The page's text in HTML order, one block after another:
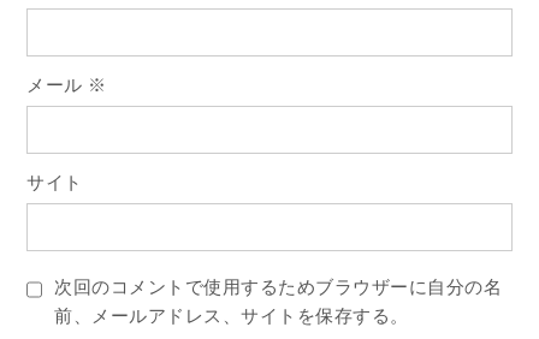
メール ※
サイト
次回のコメントで使用するためブラウザーに自分の名
前、メールアドレス、サイトを保存する。